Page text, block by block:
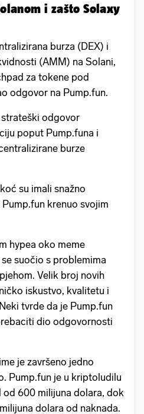
i zašto Solaxy
burza (DEX) i
(AMM) na Solani,
za tokene pod
odgovor na Pump.fun.
odgovor
poput Pump.funa i
burze
su imali snažno
krenuo svojim
hypea oko meme
suočio s problemima
Velik broj novih
iskustvo, kvalitetu i
tvrde da je Pump.fun
dio odgovornosti
je završeno jedno
Pump.fun je u kriptoludilu
600 milijuna dolara, dok
dolara od naknada.